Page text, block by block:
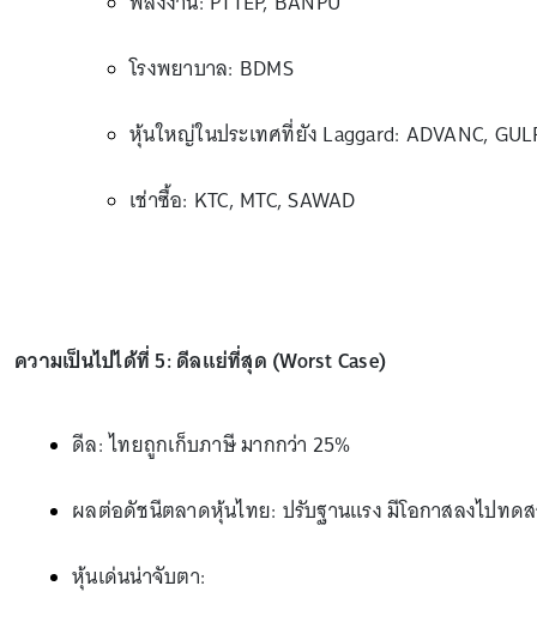
โรงพยาบาล: BDMS
หุ้นใหญ่ในประเทศที่ยัง Laggard: ADVANC,
เช่าซื้อ: KTC, MTC, SAWAD
ความเป็นไปได้ที่ 5: ดีลแย่ที่สุด (Worst Case)
ดีล: ไทยถูกเก็บภาษี มากกว่า 25%
ผลต่อดัชนีตลาดหุ้นไทย: ปรับฐานแรง มีโอกาสลงไปทด
หุ้นเด่นน่าจับตา: